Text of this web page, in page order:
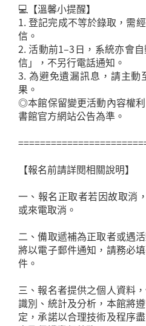
💻【溫馨小提醒】
1. 登記完成不等於錄取，需
信。
2. 活動前1–3日，系統亦會
信」，不另行電話通知。
3. 為避免遺漏訊息，請主
果。
◎本館保留變更活動內容權
書館官方網站公告為準。
【報名前請詳閱相關說明】
一、報名正取者若因故取消
或來電取消。
二、備取遞補為正取者或遇
將以電子郵件通知，請務必
件。
三、報名者提供之個人資料
識別、統計及分析，本館將
定，承諾以合理技術及程序